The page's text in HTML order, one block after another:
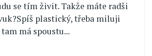
se tím živit. Takže máte radši
plastický, třeba miluji
má spoustu...